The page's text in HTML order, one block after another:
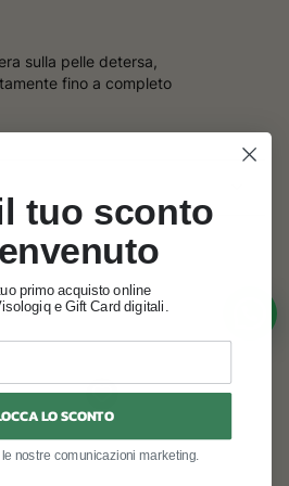
sulla pelle detersa,
fino a completo
tuo sconto
primo acquisto online
e Gift Card digitali.
LO SCONTO
nostre comunicazioni marketing.